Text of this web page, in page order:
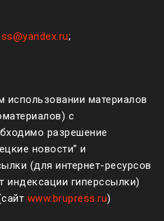
;
использовании материалов
с
разрешение
новости” и
(для интернет-ресурсов
индексации гиперссылки)
www.brupress.ru)